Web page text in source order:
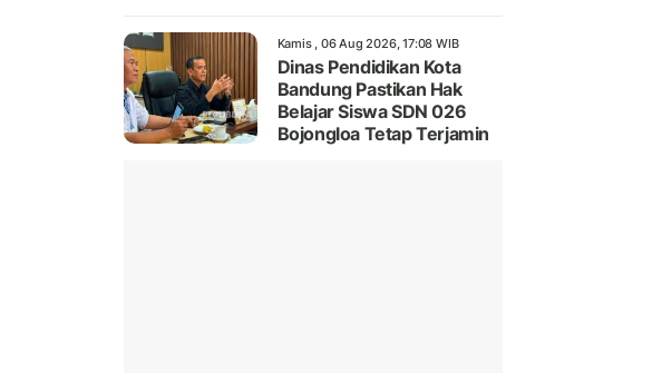
Kamis , 06 Aug 2026, 17:08 WIB
Dinas Pendidikan Kota
Bandung Pastikan Hak
Belajar Siswa SDN 026
Bojongloa Tetap Terjamin